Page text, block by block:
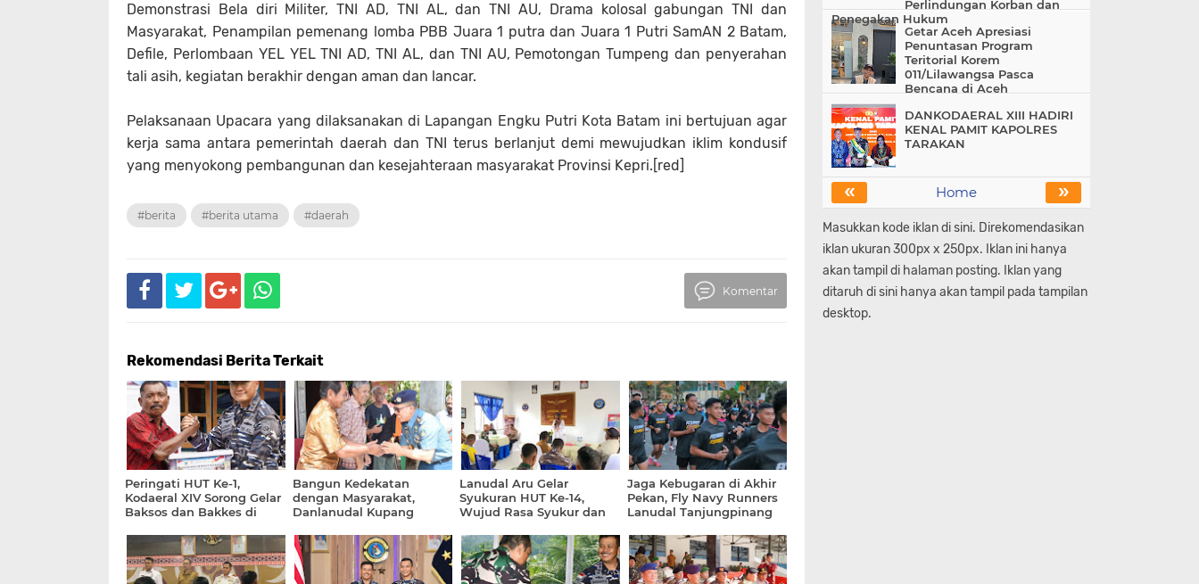
Demonstrasi Bela diri Militer, TNI AD, TNI AL, dan TNI AU, Drama kolosal gabungan TNI dan
Masyarakat, Penampilan pemenang lomba PBB Juara 1 putra dan Juara 1 Putri SamAN 2 Batam,
Defile, Perlombaan YEL YEL TNI AD, TNI AL, dan TNI AU, Pemotongan Tumpeng dan penyerahan
tali asih, kegiatan berakhir dengan aman dan lancar.
Pelaksanaan Upacara yang dilaksanakan di Lapangan Engku Putri Kota Batam ini bertujuan agar
kerja sama antara pemerintah daerah dan TNI terus berlanjut demi mewujudkan iklim kondusif
yang menyokong pembangunan dan kesejahteraan masyarakat Provinsi Kepri.[red]
#berita #berita utama #daerah
Komentar
Rekomendasi Berita Terkait
Peringati HUT Ke-1,
Kodaeral XIV Sorong Gelar
Baksos dan Bakkes di
Bangun Kedekatan
dengan Masyarakat,
Danlanudal Kupang
di Wilayah Sekitar
Pangkalan
Lanudal Aru Gelar
Syukuran HUT Ke-14,
Wujud Rasa Syukur dan
Prajurit
Jaga Kebugaran di Akhir
Pekan, Fly Navy Runners
Lanudal Tanjungpinang
bersama Klub Lari Se-Kota
Tanjungpinang
Perlindungan Korban dan
Penegakan Hukum
Getar Aceh Apresiasi
Penuntasan Program
Teritorial Korem
011/Lilawangsa Pasca
Bencana di Aceh
DANKODAERAL XIII HADIRI
KENAL PAMIT KAPOLRES
TARAKAN
« »
Home
Masukkan kode iklan di sini. Direkomendasikan
iklan ukuran 300px x 250px. Iklan ini hanya
akan tampil di halaman posting. Iklan yang
ditaruh di sini hanya akan tampil pada tampilan
desktop.